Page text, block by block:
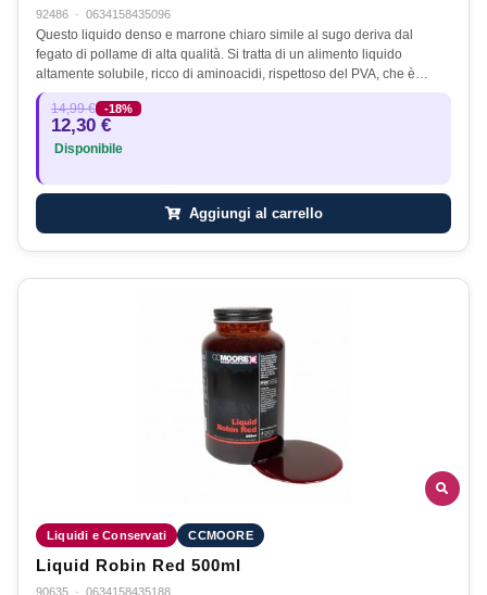
92486 · 0634158435096
Questo liquido denso e marrone chiaro simile al sugo deriva dal
fegato di pollame di alta qualità. Si tratta di un alimento liquido
altamente solubile, ricco di aminoacidi, rispettoso del PVA, che è…
14,99 € -18%
12,30 €
Disponibile
Aggiungi al carrello
Liquidi e Conservati CCMOORE
Liquid Robin Red 500ml
90635 · 0634158435188